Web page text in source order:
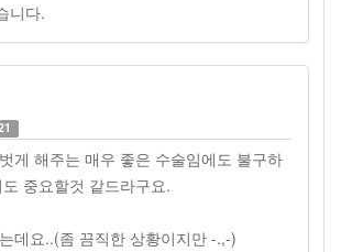
니다.
게 해주는 매우 좋은 수술임에도 불구하
중요할것 같드라구요.
데요..(좀 끔직한 상황이지만 -.,-)